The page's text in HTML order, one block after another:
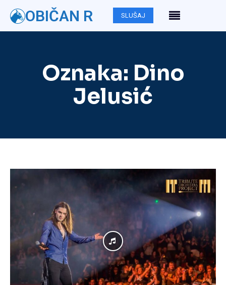
OBIČAN R SLUŠAJ
Oznaka: Dino
Jelusić